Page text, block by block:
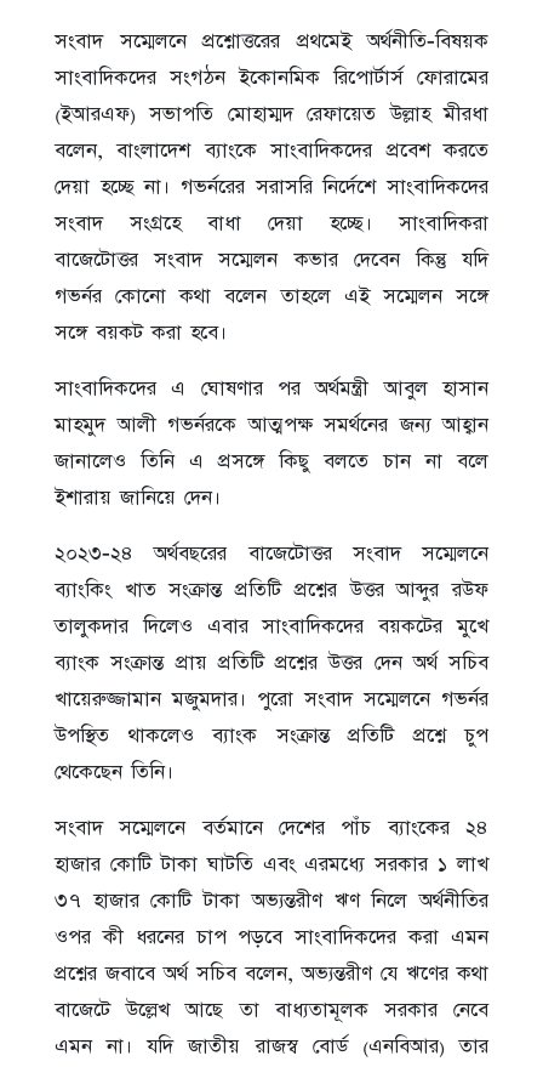
সংবাদ সম্মেলনে প্রশ্নোত্তরের প্রথমেই অর্থনীতি-বিষয়ক
সাংবাদিকদের সংগঠন ইকোনমিক রিপোর্টার্স ফোরামের
(ইআরএফ) সভাপতি মোহাম্মদ রেফায়েত উল্লাহ মীরধা
বলেন, বাংলাদেশ ব্যাংকে সাংবাদিকদের প্রবেশ করতে
দেয়া হচ্ছে না। গভর্নরের সরাসরি নির্দেশে সাংবাদিকদের
সংবাদ সংগ্রহে বাধা দেয়া হচ্ছে। সাংবাদিকরা
বাজেটোত্তর সংবাদ সম্মেলন কভার দেবেন কিন্তু যদি
গভর্নর কোনো কথা বলেন তাহলে এই সম্মেলন সঙ্গে
সঙ্গে বয়কট করা হবে।
সাংবাদিকদের এ ঘোষণার পর অর্থমন্ত্রী আবুল হাসান
মাহমুদ আলী গভর্নরকে আত্মপক্ষ সমর্থনের জন্য আহ্বান
জানালেও তিনি এ প্রসঙ্গে কিছু বলতে চান না বলে
ইশারায় জানিয়ে দেন।
২০২৩-২৪ অর্থবছরের বাজেটোত্তর সংবাদ সম্মেলনে
ব্যাংকিং খাত সংক্রান্ত প্রতিটি প্রশ্নের উত্তর আব্দুর রউফ
তালুকদার দিলেও এবার সাংবাদিকদের বয়কটের মুখে
ব্যাংক সংক্রান্ত প্রায় প্রতিটি প্রশ্নের উত্তর দেন অর্থ সচিব
খায়েরুজ্জামান মজুমদার। পুরো সংবাদ সম্মেলনে গভর্নর
উপস্থিত থাকলেও ব্যাংক সংক্রান্ত প্রতিটি প্রশ্নে চুপ
থেকেছেন তিনি।
সংবাদ সম্মেলনে বর্তমানে দেশের পাঁচ ব্যাংকের ২৪
হাজার কোটি টাকা ঘাটতি এবং এরমধ্যে সরকার ১ লাখ
৩৭ হাজার কোটি টাকা অভ্যন্তরীণ ঋণ নিলে অর্থনীতির
ওপর কী ধরনের চাপ পড়বে সাংবাদিকদের করা এমন
প্রশ্নের জবাবে অর্থ সচিব বলেন, অভ্যন্তরীণ যে ঋণের কথা
বাজেটে উল্লেখ আছে তা বাধ্যতামূলক সরকার নেবে
এমন না। যদি জাতীয় রাজস্ব বোর্ড (এনবিআর) তার